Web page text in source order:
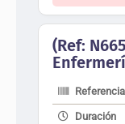
(Ref:
Referencia
Duración